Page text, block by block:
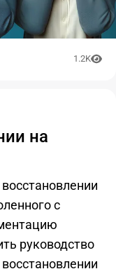
1.2K
на
с
руководство